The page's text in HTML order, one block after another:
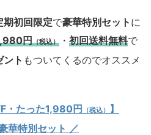
期初回限定で豪華特別セット に
円（税込） ・ 初回送料無料で
ト もついてくるのでオススメ
・たった1,980円 （税込） 】
華特別セット ／